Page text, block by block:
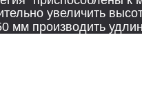
увеличить
мм производить